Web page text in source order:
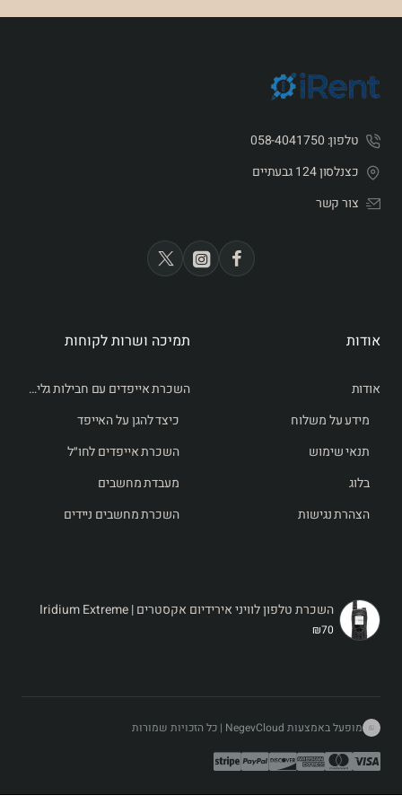
מפה של כיסוי גלובלי רשת Iridium
תיאור מוצר לדף השכרה: טלפון לוויני אירידיום אקסטרים:
המתקדמים והאמינים בעולם, המיועד לספק כיסוי תקשורת גלובלי
בכל מקום שבו תדרשו לו – מהמסעות המאתגרים ביותר ועד
לשטחי עבודה מרוחקים. עם עמידות גבוהה בתנאי סביבה קשים,
טלפון: 058-4041750
כצנלסון 124 גבעתיים
צור קשר
אודות
אודות
מידע על משלוח
תנאי שימוש
בלוג
הצהרת נגישות
תמיכה ושרות לקוחות
השכרת אייפדים עם חבילות גלישה לחו״ל
כיצד להגן על האייפד
השכרת אייפדים לחו״ל
מעבדת מחשבים
השכרת מחשבים ניידים
השכרת טלפון לוויני אירידיום אקסטרים | Iridium Extreme
₪70
מופעל באמצעות NegevCloud | כל הזכויות שמורות